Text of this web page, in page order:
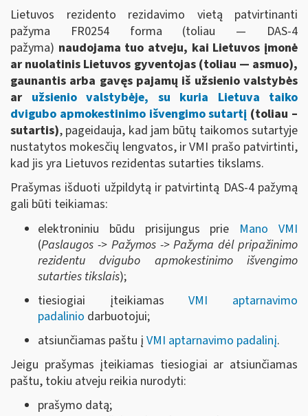
Lietuvos rezidento rezidavimo vietą patvirtinanti
pažyma FR0254 forma (toliau — DAS-4
pažyma) naudojama tuo atveju, kai Lietuvos įmonė
ar nuolatinis Lietuvos gyventojas (toliau — asmuo),
gaunantis arba gavęs pajamų iš užsienio valstybės
ar užsienio valstybėje, su kuria Lietuva taiko
dvigubo apmokestinimo išvengimo sutartį (toliau –
sutartis), pageidauja, kad jam būtų taikomos sutartyje
nustatytos mokesčių lengvatos, ir VMI prašo patvirtinti,
kad jis yra Lietuvos rezidentas sutarties tikslams.
Prašymas išduoti užpildytą ir patvirtintą DAS-4 pažymą
gali būti teikiamas:
elektroniniu būdu prisijungus prie Mano VMI
(Paslaugos -> Pažymos -> Pažyma dėl pripažinimo
rezidentu dvigubo apmokestinimo išvengimo
sutarties tikslais);
tiesiogiai įteikiamasVMI aptarnavimo
padalinio darbuotojui;
atsiunčiamas paštu į VMI aptarnavimo padalinį.
Jeigu prašymas įteikiamas tiesiogiai ar atsiunčiamas
paštu, tokiu atveju reikia nurodyti:
prašymo datą;